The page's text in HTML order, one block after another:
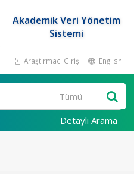
Akademik Veri Yönetim
Sistemi
Araştırmacı Girişi English
Detaylı Arama